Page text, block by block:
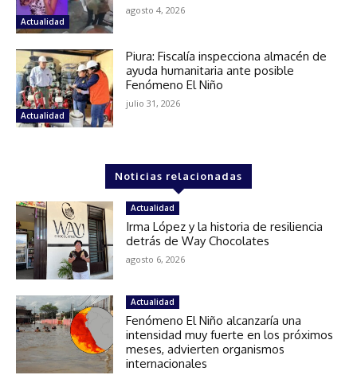
Actualidad
agosto 4, 2026
Actualidad
Piura: Fiscalía inspecciona almacén de
ayuda humanitaria ante posible
Fenómeno El Niño
julio 31, 2026
Noticias relacionadas
Actualidad
Irma López y la historia de resiliencia
detrás de Way Chocolates
agosto 6, 2026
Actualidad
Fenómeno El Niño alcanzaría una
intensidad muy fuerte en los próximos
meses, advierten organismos
internacionales